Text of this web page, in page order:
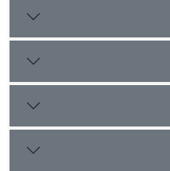
این وقف‌نامه‌ها
نور، بارفروش، آمل،
بوده است. نتایج این
ایالت مازندران در
سنت وقف داشته‌اند و با
نیازهای مختلف جامعه
مصارف تعیین‌شده و
وقف‌ها، تصویر جامعی از
منطقه ارائه می‌دهد.